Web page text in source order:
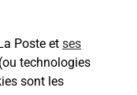
Poste et ses
technologies
sont les